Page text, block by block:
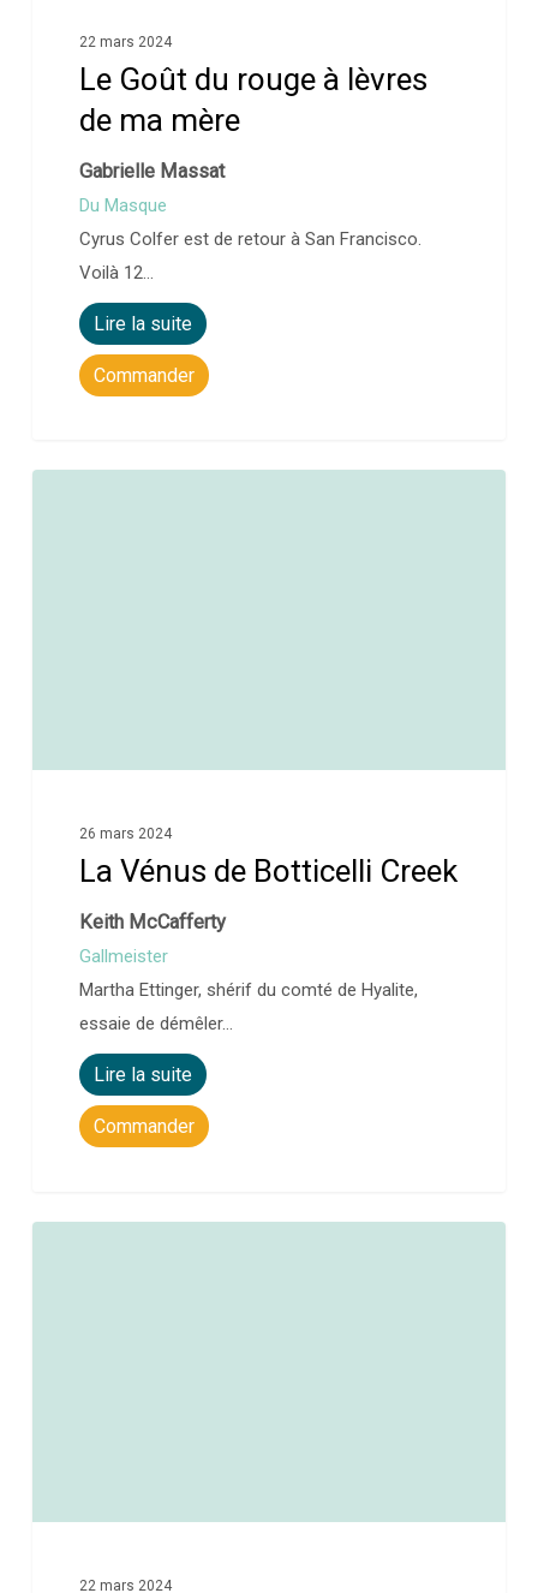
22 mars 2024
Le Goût du rouge à lèvres
de ma mère
Gabrielle Massat
Du Masque
Cyrus Colfer est de retour à San Francisco.
Voilà 12…
Lire la suite
Commander
26 mars 2024
La Vénus de Botticelli Creek
Keith McCafferty
Gallmeister
Martha Ettinger, shérif du comté de Hyalite,
essaie de démêler…
Lire la suite
Commander
22 mars 2024